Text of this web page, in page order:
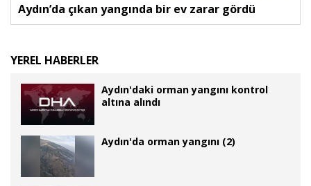
Aydın’da çıkan yangında bir ev zarar gördü
YEREL HABERLER
Aydın'daki orman yangını kontrol
altına alındı
Aydın'da orman yangını (2)